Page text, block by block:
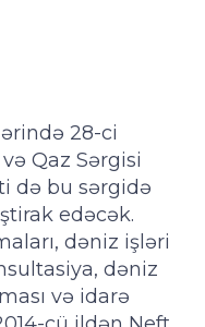
28-ci
Qaz Sərgisi
də bu sərgidə
edəcək.
dəniz işləri
dəniz
və idarə